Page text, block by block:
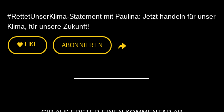
#RettetUnserKlima-Statement mit Paulina: Jetzt handeln für unser
Klima, für unsere Zukunft!
LIKE ABONNIEREN